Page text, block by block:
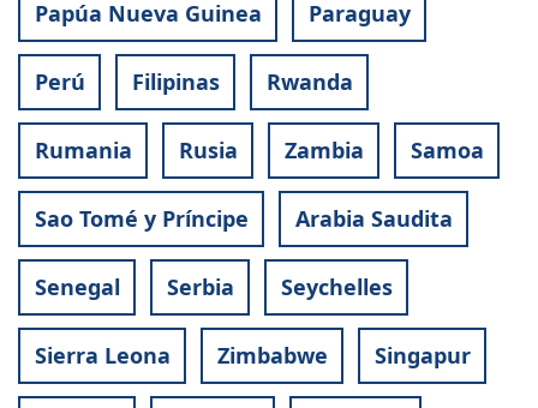
Papúa Nueva Guinea Paraguay
Perú Filipinas Rwanda
Rumania Rusia Zambia Samoa
Sao Tomé y Príncipe Arabia Saudita
Senegal Serbia Seychelles
Sierra Leona Zimbabwe Singapur